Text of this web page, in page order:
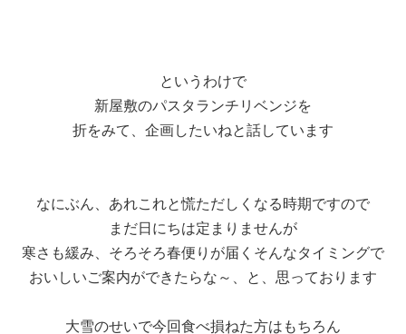
というわけで
新屋敷のパスタランチリベンジを
折をみて、企画したいねと話しています
なにぶん、あれこれと慌ただしくなる時期ですので
まだ日にちは定まりませんが
寒さも緩み、そろそろ春便りが届くそんなタイミングで
おいしいご案内ができたらな～、と、思っております
大雪のせいで今回食べ損ねた方はもちろん